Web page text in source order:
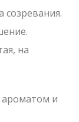
созревания.
на
ароматом и